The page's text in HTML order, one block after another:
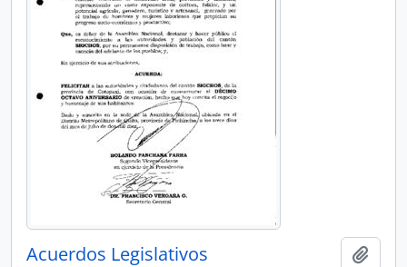
Acuerdos Legislativos